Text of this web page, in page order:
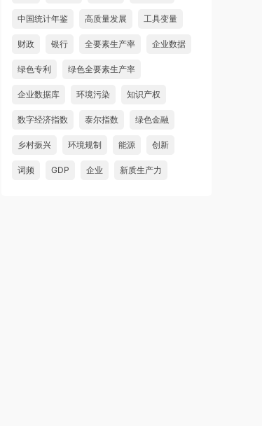
中国统计年鉴 高质量发展 工具变量
财政 银行 全要素生产率 企业数据
绿色专利 绿色全要素生产率
企业数据库 环境污染 知识产权
数字经济指数 泰尔指数 绿色金融
乡村振兴 环境规制 能源 创新
词频 GDP 企业 新质生产力